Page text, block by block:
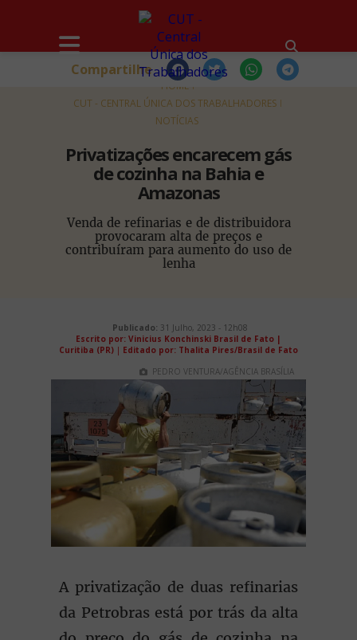
HOME
CUT - CENTRAL ÚNICA DOS TRABALHADORES
NOTÍCIAS
Privatizações encarecem gás
de cozinha na Bahia e
Amazonas
Venda de refinarias e de distribuidora
provocaram alta de preços e
contribuíram para aumento do uso de
lenha
Compartilhe
Publicado: 31 Julho, 2023 - 12h08
Escrito por: Vinicius Konchinski Brasil de Fato |
Curitiba (PR) | Editado por: Thalita Pires/Brasil de Fato
PEDRO VENTURA/AGÊNCIA BRASÍLIA
A privatização de duas refinarias
da Petrobras está por trás da alta